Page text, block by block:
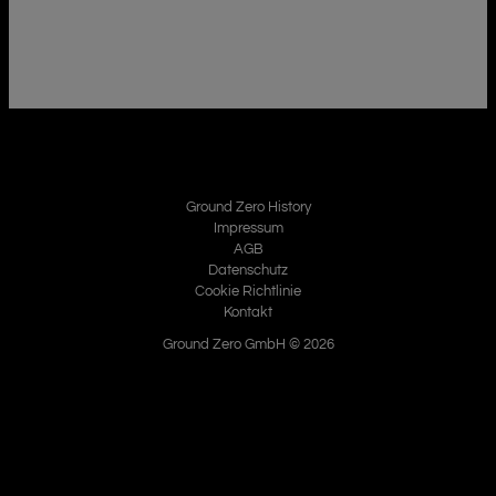
Ground Zero History
Impressum
AGB
Datenschutz
Cookie Richtlinie
Kontakt
Ground Zero GmbH © 2026